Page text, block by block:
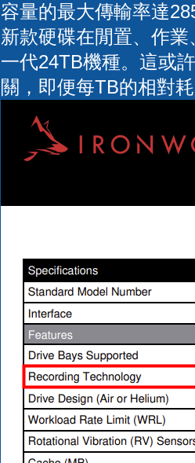
容量的最大傳輸率達
新款硬碟在閒置、作
一代24TB機種。這或
關，即便每TB的相對